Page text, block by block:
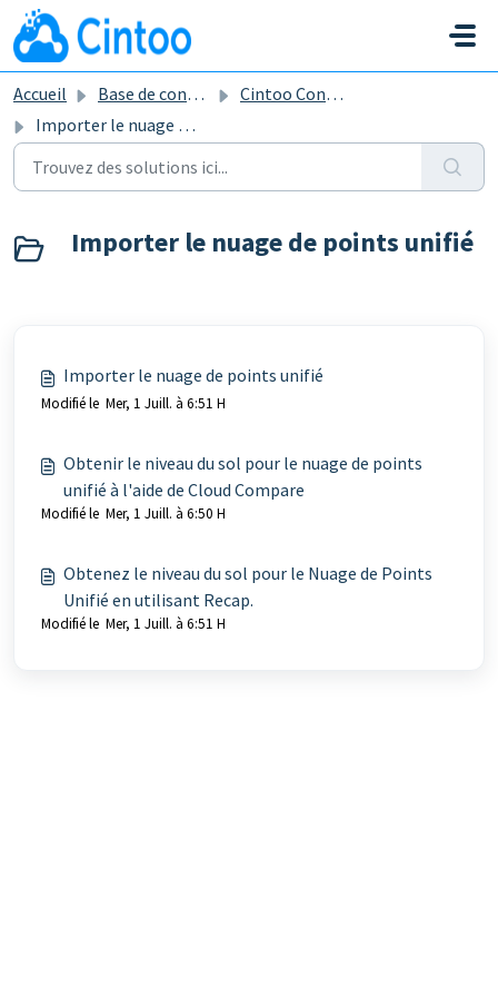
Passer au contenu principal
Accueil Base de connaissances
Cintoo Connect
Importer le nuage de points unifié
Importer le nuage de points unifié
Importer le nuage de points unifié
Modifié le Mer, 1 Juill. à 6:51 H
Obtenir le niveau du sol pour le nuage de points
unifié à l'aide de Cloud Compare
Modifié le Mer, 1 Juill. à 6:50 H
Obtenez le niveau du sol pour le Nuage de Points
Unifié en utilisant Recap.
Modifié le Mer, 1 Juill. à 6:51 H